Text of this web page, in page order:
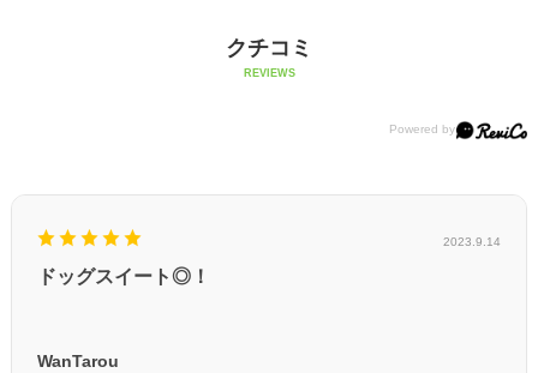
クチコミ
REVIEWS
2023.9.14
ドッグスイート◎！
WanTarou